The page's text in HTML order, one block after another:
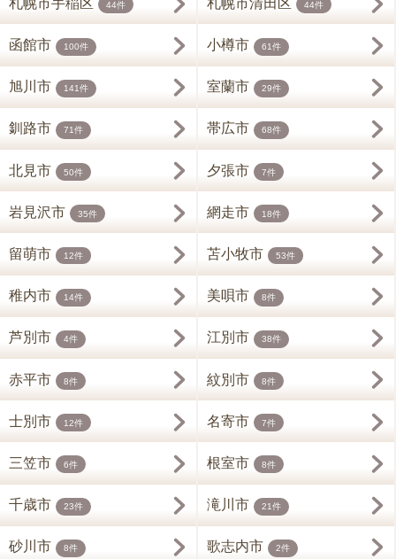
44件 44件
函館市 100件 小樽市 61件
旭川市 141件 室蘭市 29件
釧路市 71件 帯広市 68件
北見市 50件 夕張市 7件
岩見沢市 35件 網走市 18件
留萌市 12件 苫小牧市 53件
稚内市 14件 美唄市 8件
芦別市 4件 江別市 38件
赤平市 8件 紋別市 8件
士別市 12件 名寄市 7件
三笠市 6件 根室市 8件
千歳市 23件 滝川市 21件
砂川市 8件 歌志内市 2件